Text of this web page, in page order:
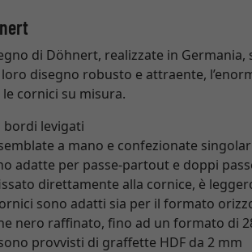
di Döhnert, realizzate in
disegno robusto e attraente,
cornici su misura.
bordi levigati
a mano e confezionate
adatte per passe-partout e doppi
direttamente alla cornice, è
sono adatti sia per il formato
nero raffinato, fino ad un formato di
provvisti di graffette HDF da 2 mm